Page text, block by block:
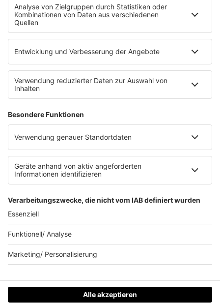
SERVICE
Empfang
barba radio App
Impressum
Datenschutz Facebook & Instagram
Datenschutzeinstellungen
Clubbedingungen
Werbung schalten
Waffel-Werbepartner
80s80s.de
90s90s.de
Schlagerplanetradio.com
1deutsch.de
WEIHNACHTSMUSIK.FM
© barba radio. Ein Baby von Barbara Schöneberger und
REGIOCAST.